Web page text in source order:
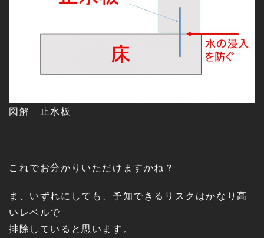
図解 止水板
これでお分かりいただけますかね？
ま、いずれにしても、予知できるリスクはかなり高
いレベルで
排除していると思います。